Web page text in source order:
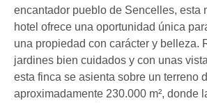
encantador pueblo de Sencelles, esta
hotel ofrece una oportunidad única
una propiedad con carácter y belleza.
jardines bien cuidados y con unas
esta finca se asienta sobre un terreno
aproximadamente 230.000 m², donde